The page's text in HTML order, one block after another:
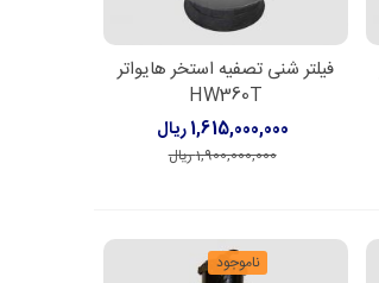
افزودن به سبد خرید
فیلتر شنی تصفیه استخر هایواتر
HW360T
1,615,000,000 ریال
1,900,000,000 ریال
ناموجود